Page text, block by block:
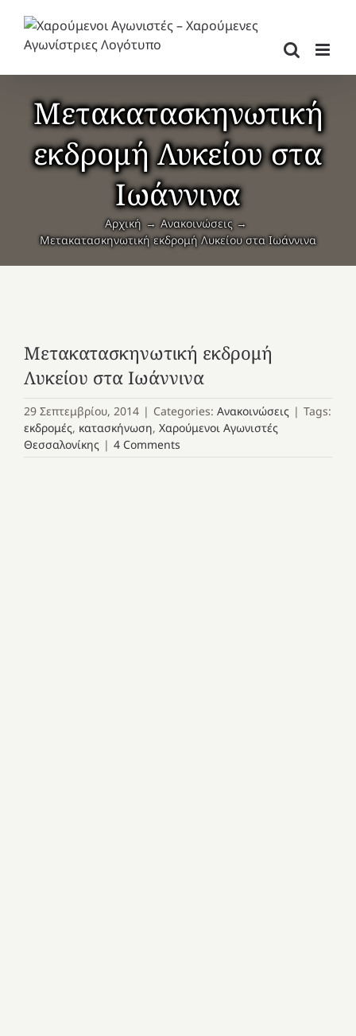
περιεχόμενο
Μετακατασκηνωτική
εκδρομή Λυκείου στα
Ιωάννινα
Αρχική
Ανακοινώσεις
Μετακατασκηνωτική εκδρομή Λυκείου στα Ιωάννινα
Μετακατασκηνωτική εκδρομή
Λυκείου στα Ιωάννινα
29 Σεπτεμβρίου, 2014 | Categories: Ανακοινώσεις | Tags:
εκδρομές, κατασκήνωση, Χαρούμενοι Αγωνιστές
Θεσσαλονίκης | 4 Comments